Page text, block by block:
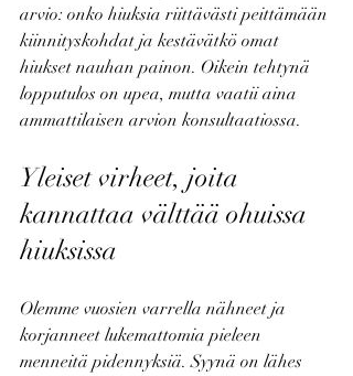
arvio: onko hiuksia riittävästi peittämään
kiinnityskohdat ja kestävätkö omat
hiukset nauhan painon. Oikein tehtynä
lopputulos on upea, mutta vaatii aina
ammattilaisen arvion konsultaatiossa.
Yleiset virheet, joita
kannattaa välttää ohuissa
hiuksissa
Olemme vuosien varrella nähneet ja
korjanneet lukemattomia pieleen
menneitä pidennyksiä. Syynä on lähes